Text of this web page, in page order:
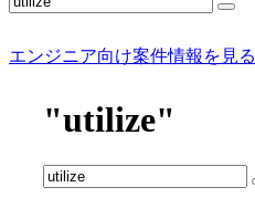
エンジニア向け案件情報を見る
"utilize"